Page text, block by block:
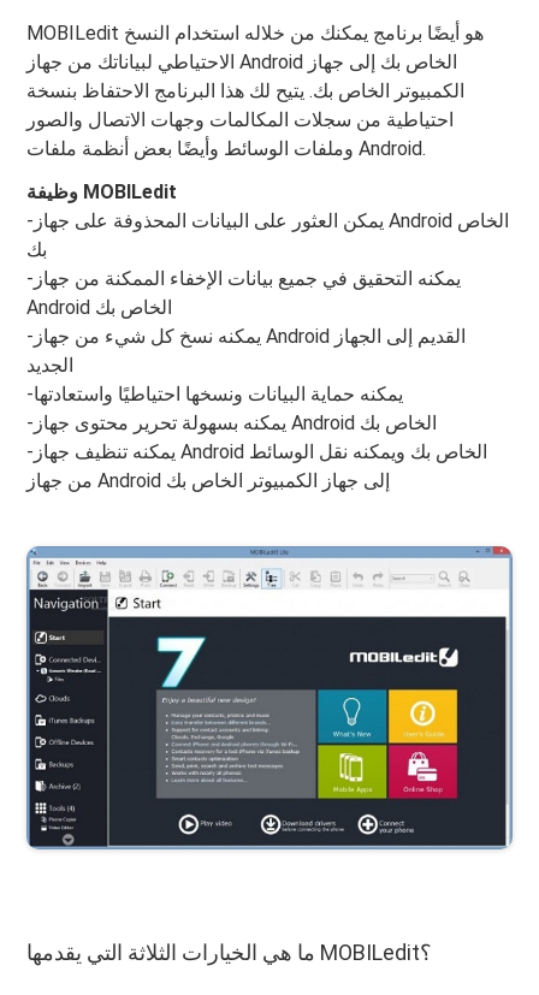
MOBILedit هو أيضًا برنامج يمكنك من خلاله استخدام النسخ
الاحتياطي لبياناتك من جهاز Android الخاص بك إلى جهاز
الكمبيوتر الخاص بك. يتيح لك هذا البرنامج الاحتفاظ بنسخة
احتياطية من سجلات المكالمات وجهات الاتصال والصور
وملفات الوسائط وأيضًا بعض أنظمة ملفات Android.
وظيفة MOBILedit
-يمكن العثور على البيانات المحذوفة على جهاز Android الخاص
بك
-يمكنه التحقيق في جميع بيانات الإخفاء الممكنة من جهاز
Android الخاص بك
-يمكنه نسخ كل شيء من جهاز Android القديم إلى الجهاز
الجديد
-يمكنه حماية البيانات ونسخها احتياطيًا واستعادتها
-يمكنه بسهولة تحرير محتوى جهاز Android الخاص بك
-يمكنه تنظيف جهاز Android الخاص بك ويمكنه نقل الوسائط
من جهاز Android إلى جهاز الكمبيوتر الخاص بك
ما هي الخيارات الثلاثة التي يقدمها MOBILedit؟